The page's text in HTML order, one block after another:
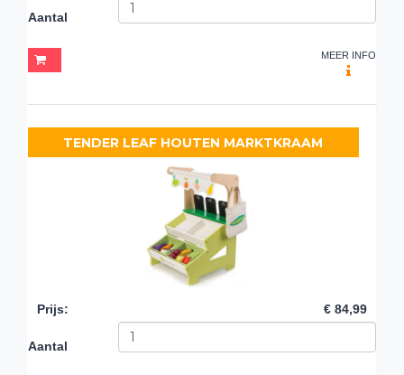
Aantal
MEER INFO
TENDER LEAF HOUTEN MARKTKRAAM
Prijs: € 84,99
Aantal